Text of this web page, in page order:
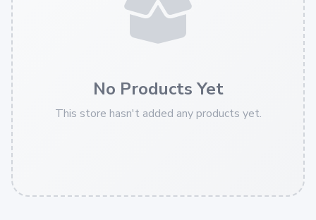
No Products Yet
This store hasn't added any products yet.